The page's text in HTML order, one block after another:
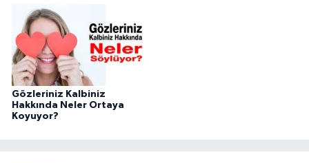
Gözleriniz Kalbiniz
Hakkında Neler Ortaya
Koyuyor?